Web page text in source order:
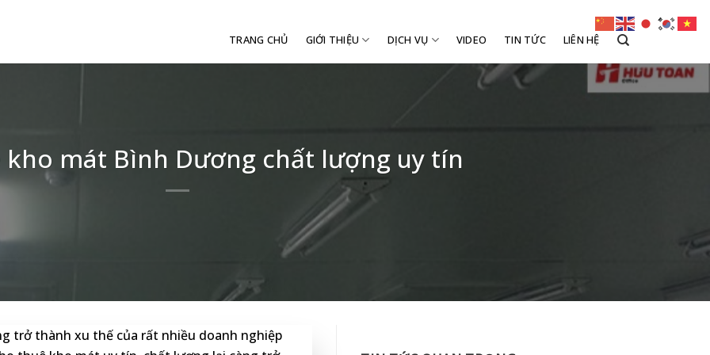
TRANG CHỦ GIỚI THIỆU DỊCH VỤ VIDEO TIN TỨC LIÊN HỆ
kho mát Bình Dương chất lượng uy tín
trở thành xu thế của rất nhiều doanh nghiệp